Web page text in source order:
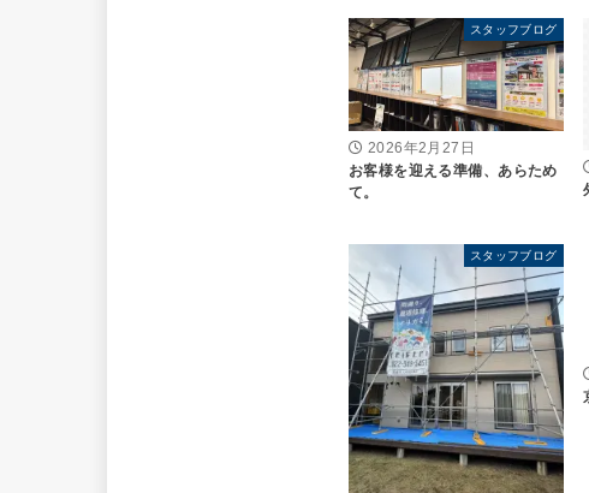
スタッフブログ
2026年2月27日
お客様を迎える準備、あらため
て。
スタッフブログ